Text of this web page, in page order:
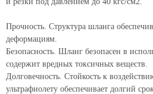
Прочность. Структура шланга
деформациям.
Безопасность. Шланг безопасен в
содержит вредных токсичных веществ.
Долговечность. Стойкость к
ультрафиолету обеспечивает долгий